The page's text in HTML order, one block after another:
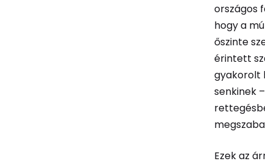
országos
hogy a
őszinte
érintett
gyakorolt
senkinek
Ezek az